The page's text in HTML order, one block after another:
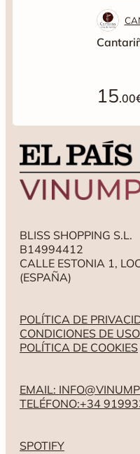
15
BLISS SHOPPING S.L.
B14994412
CALLE ESTONIA 1,
(ESPAÑA)
POLÍTICA DE
CONDICIONES DE USO
POLÍTICA DE COOKIES
EMAIL:
TELÉFONO:+34
SPOTIFY